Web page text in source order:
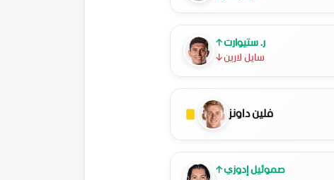
↑ر. ستيوارت
↓سايل لارين
فلين داونز
↑صموئيل إدوزي